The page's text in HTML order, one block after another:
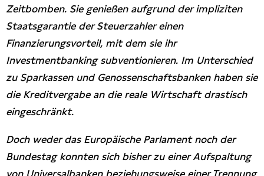
Zeitbomben. Sie genießen aufgrund der impliziten
Staatsgarantie der Steuerzahler einen
Finanzierungsvorteil, mit dem sie ihr
Investmentbanking subventionieren. Im Unterschied
zu Sparkassen und Genossenschaftsbanken haben sie
die Kreditvergabe an die reale Wirtschaft drastisch
eingeschränkt.
Doch weder das Europäische Parlament noch der
Bundestag konnten sich bisher zu einer Aufspaltung
von Universalbanken beziehungsweise einer Trennung